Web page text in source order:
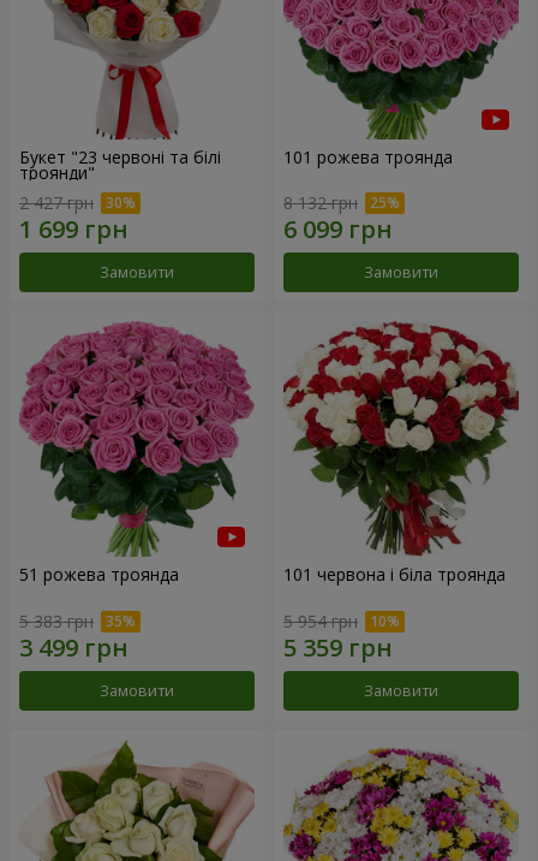
Букет "23 червоні та білі
троянди"
2 427 грн
Замовити
101 рожева троянда
8 132 грн
Замовити
51 рожева троянда
5 383 грн
Замовити
101 червона і біла троянда
5 954 грн
Замовити